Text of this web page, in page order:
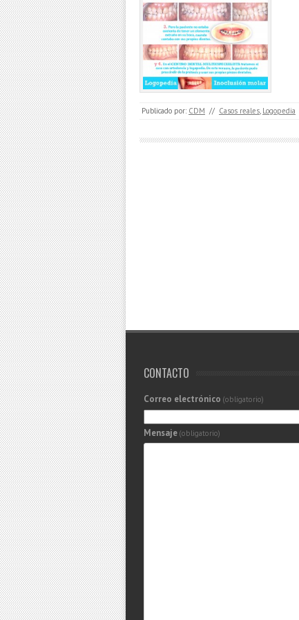
Publicado por: CDM // Casos reales Logopedia
CONTACTO
Correo electrónico (obligatorio)
Mensaje (obligatorio)